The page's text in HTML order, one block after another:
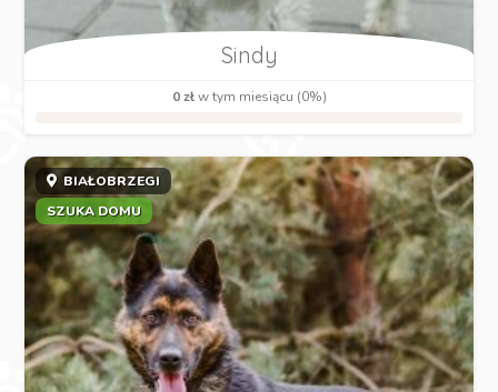
Sindy
0 złw tym miesiącu (0%)
BIAŁOBRZEGI
SZUKA DOMU